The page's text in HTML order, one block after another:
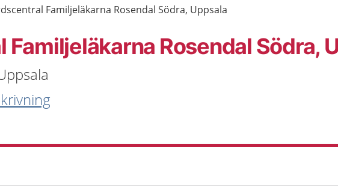
Familjeläkarna Rosendal Södra, Uppsala
Rosendal Södra,